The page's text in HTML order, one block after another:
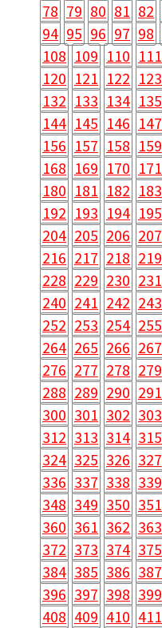
78 79 80 81 82
94 95 96 97 98
108 109 110 111
120 121 122 123
132 133 134 135
144 145 146 147
156 157 158 159
168 169 170 171
180 181 182 183
192 193 194 195
204 205 206 207
216 217 218 219
228 229 230 231
240 241 242 243
252 253 254 255
264 265 266 267
276 277 278 279
288 289 290 291
300 301 302 303
312 313 314 315
324 325 326 327
336 337 338 339
348 349 350 351
360 361 362 363
372 373 374 375
384 385 386 387
396 397 398 399
408 409 410 411